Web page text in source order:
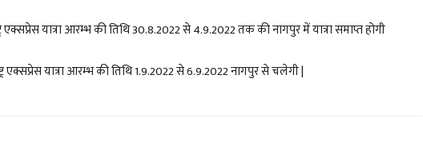
एक्सप्रेस यात्रा आरम्भ की तिथि30.8.2022से4.9.2022तक की नागपुर में यात्रा समाप्त होगी
एक्सप्रेस यात्रा आरम्भ की तिथि1.9.2022से6.9.2022नागपुर से चलेगी|